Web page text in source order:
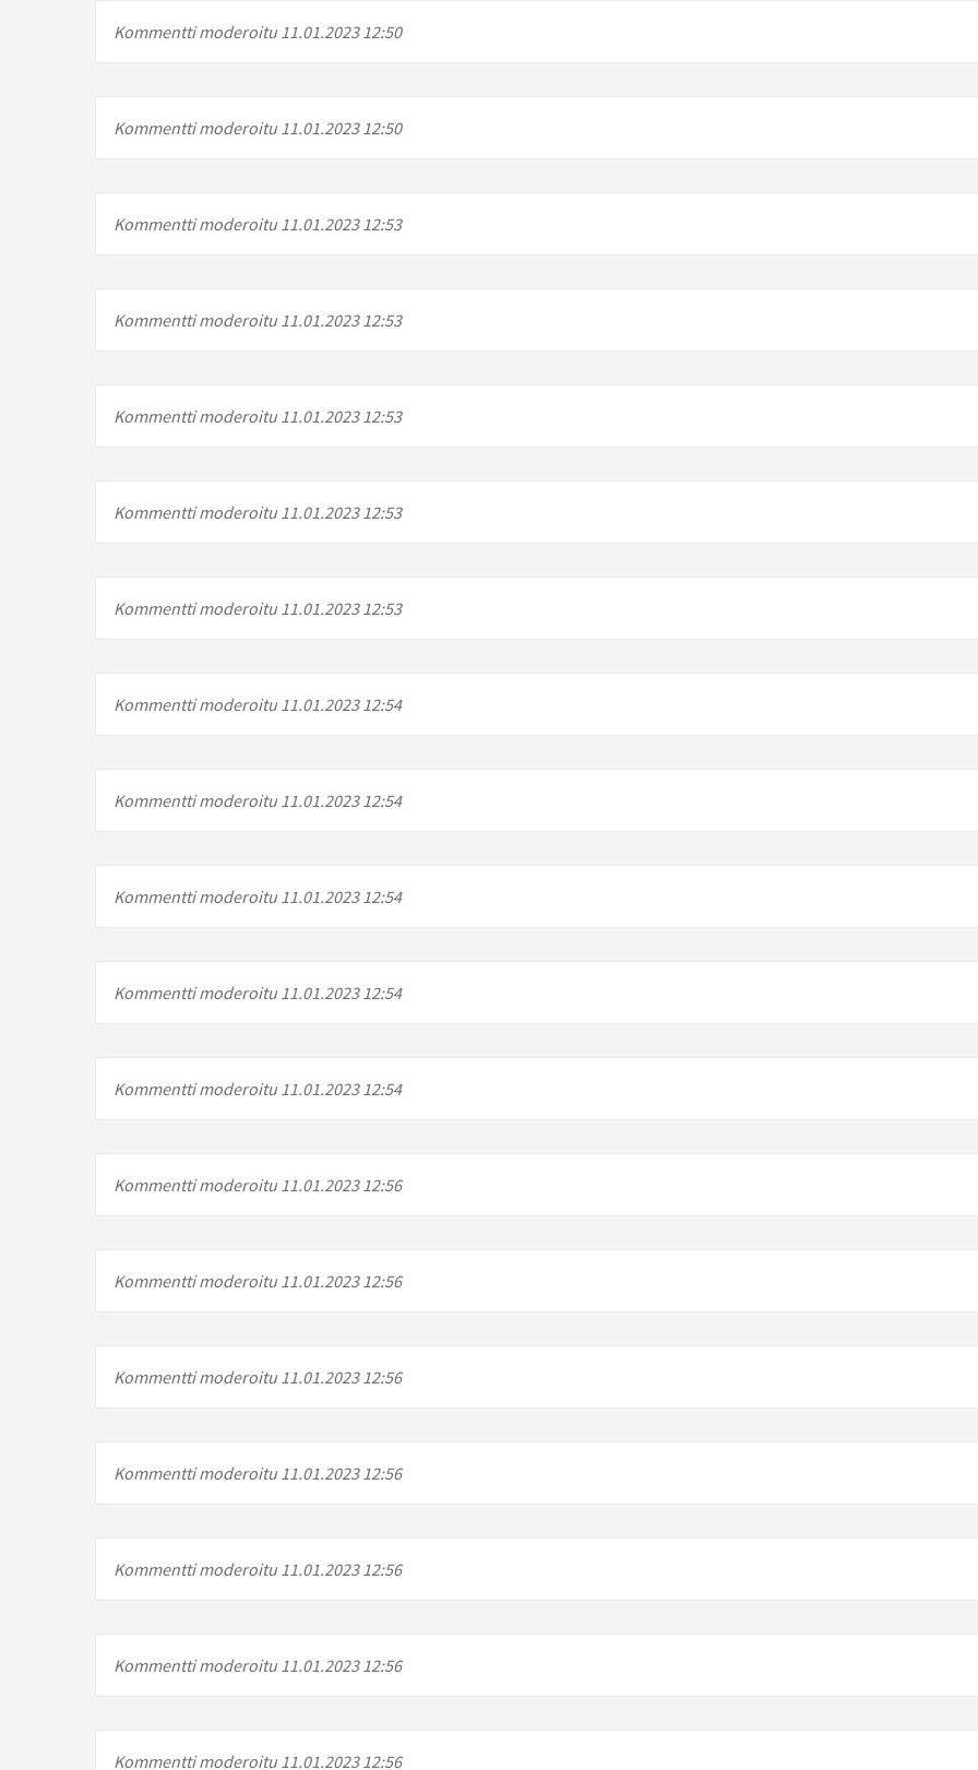
Kommentti moderoitu 11.01.2023 12:50
Kommentti moderoitu 11.01.2023 12:50
Kommentti moderoitu 11.01.2023 12:53
Kommentti moderoitu 11.01.2023 12:53
Kommentti moderoitu 11.01.2023 12:53
Kommentti moderoitu 11.01.2023 12:53
Kommentti moderoitu 11.01.2023 12:53
Kommentti moderoitu 11.01.2023 12:54
Kommentti moderoitu 11.01.2023 12:54
Kommentti moderoitu 11.01.2023 12:54
Kommentti moderoitu 11.01.2023 12:54
Kommentti moderoitu 11.01.2023 12:54
Kommentti moderoitu 11.01.2023 12:56
Kommentti moderoitu 11.01.2023 12:56
Kommentti moderoitu 11.01.2023 12:56
Kommentti moderoitu 11.01.2023 12:56
Kommentti moderoitu 11.01.2023 12:56
Kommentti moderoitu 11.01.2023 12:56
Kommentti moderoitu 11.01.2023 12:56